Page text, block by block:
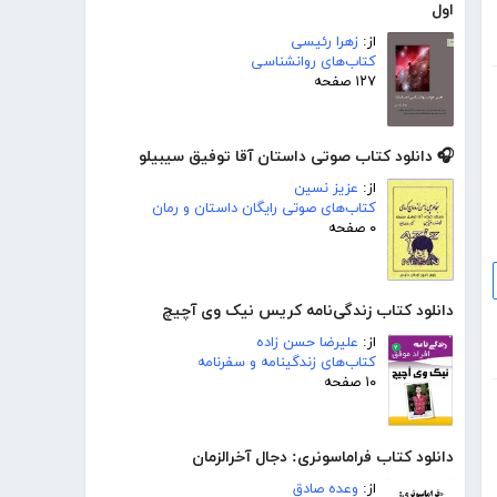
اول
از: زهرا رئیسی
کتاب‌های روانشناسی
۱۲۷ صفحه
🎧 دانلود کتاب صوتی داستان آقا توفیق سیبیلو
از: عزیز نسین
کتاب‌های صوتی رایگان داستان و رمان
۰ صفحه
دانلود کتاب زندگی‌نامه کریس نیک وی آچیچ
از: علیرضا حسن زاده
کتاب‌های زندگینامه و سفرنامه
۱۰ صفحه
دانلود کتاب فراماسونری: دجال آخرالزمان
از: وعده صادق